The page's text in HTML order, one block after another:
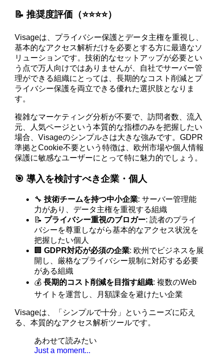
📝 推奨度評価（⭐️⭐️⭐️⭐️）
Visageは、プライバシー保護とデータ主権を重視し、
基本的なアクセス解析だけを必要とする方に最適なソ
リューションです。技術的なセットアップが必要とい
う点で万人向けではありませんが、自社でサーバー管
理ができる組織にとっては、長期的なコスト削減とプ
ライバシー保護を両立できる優れた選択肢となりま
す。
複雑なマーケティング分析が不要で、訪問者数、流入
元、人気ページという本質的な指標のみを把握したい
場合、Visageのシンプルさは大きな強みです。GDPR
準拠とCookie不要という特徴は、欧州市場や個人情報
保護に敏感なユーザーにとって特に魅力的でしょう。
🎯 導入を検討すべき企業・個人
🔧技術チームを持つ中小企業: サーバー管理能
力があり、データ主権を重視する組織
📝 プライバシー重視のブロガー: 読者のプライ
バシーを尊重しながら基本的なアクセス状況を
把握したい個人
🏢GDPR対応が必須の企業: 欧州でビジネスを展
開し、厳格なプライバシー規制に対応する必要
がある組織
💰長期的コスト削減を目指す組織: 複数のWeb
サイトを運営し、月額課金を避けたい企業
Visageは、「シンプルで十分」というニーズに応え
る、本質的なアクセス解析ツールです。
あわせて読みたい
Just a moment...